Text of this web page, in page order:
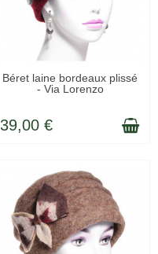
LIVRAISON 48H
Béret laine bordeaux plissé
- Via Lorenzo
39,00 €